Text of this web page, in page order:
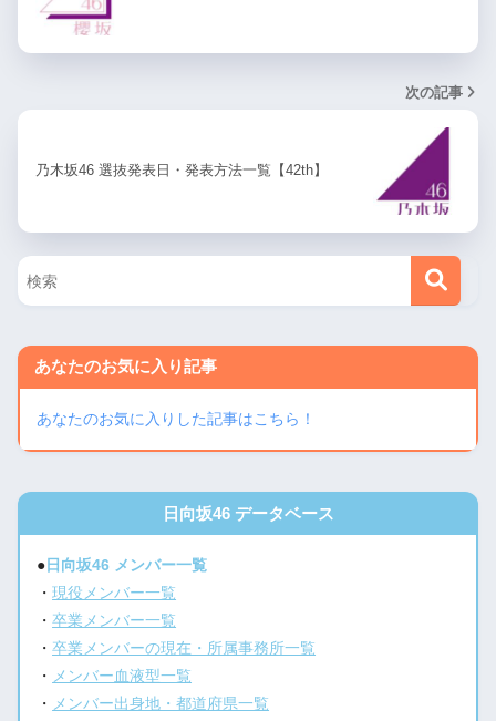
次の記事
乃木坂46 選抜発表日・発表方法一覧【42th】
あなたのお気に入り記事
あなたのお気に入りした記事はこちら！
日向坂46 データベース
● 日向坂46 メンバー一覧
・現役メンバー一覧
・卒業メンバー一覧
・卒業メンバーの現在・所属事務所一覧
・ メンバー血液型一覧
・ メンバー出身地・都道府県一覧